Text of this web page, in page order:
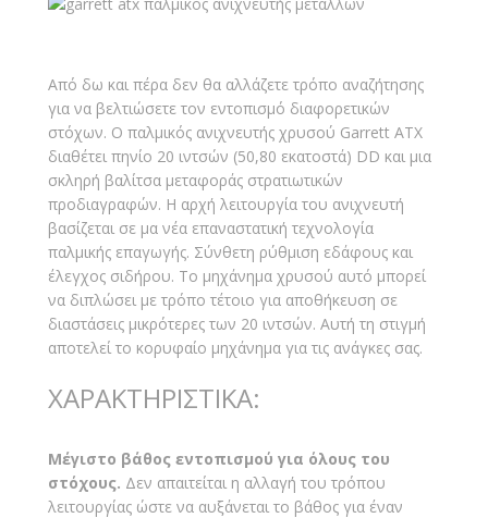
Από δω και πέρα δεν θα αλλάζετε τρόπο αναζήτησης
για να βελτιώσετε τον εντοπισμό διαφορετικών
στόχων. Ο παλμικός ανιχνευτής χρυσού Garrett ATX
διαθέτει πηνίο 20 ιντσών (50,80 εκατοστά) DD και μια
σκληρή βαλίτσα μεταφοράς στρατιωτικών
προδιαγραφών. Η αρχή λειτουργία του ανιχνευτή
βασίζεται σε μα νέα επαναστατική τεχνολογία
παλμικής επαγωγής. Σύνθετη ρύθμιση εδάφους και
έλεγχος σιδήρου. Το μηχάνημα χρυσού αυτό μπορεί
να διπλώσει με τρόπο τέτοιο για αποθήκευση σε
διαστάσεις μικρότερες των 20 ιντσών. Αυτή τη στιγμή
αποτελεί το κορυφαίο μηχάνημα για τις ανάγκες σας.
ΧΑΡΑΚΤΗΡΙΣΤΙΚΑ:
Μέγιστο βάθος εντοπισμού για όλους του
στόχους. Δεν απαιτείται η αλλαγή του τρόπου
λειτουργίας ώστε να αυξάνεται το βάθος για έναν